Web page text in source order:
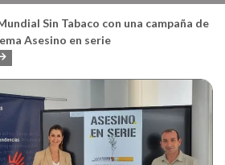
Sin Tabaco con una campaña de
Asesino en serie